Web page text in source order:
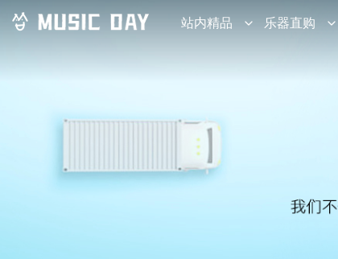
站内精品 乐器直购